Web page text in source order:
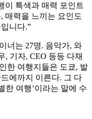
이 특색과 매력 포인트
매력을 느끼는 요인도
니다.”
너는 27명. 음악가, 와
, 기자, CEO 등등 다채
한 여행지들은 도쿄, 발
에까지 이른다. 그 다
한 여행’이라는 말에 수